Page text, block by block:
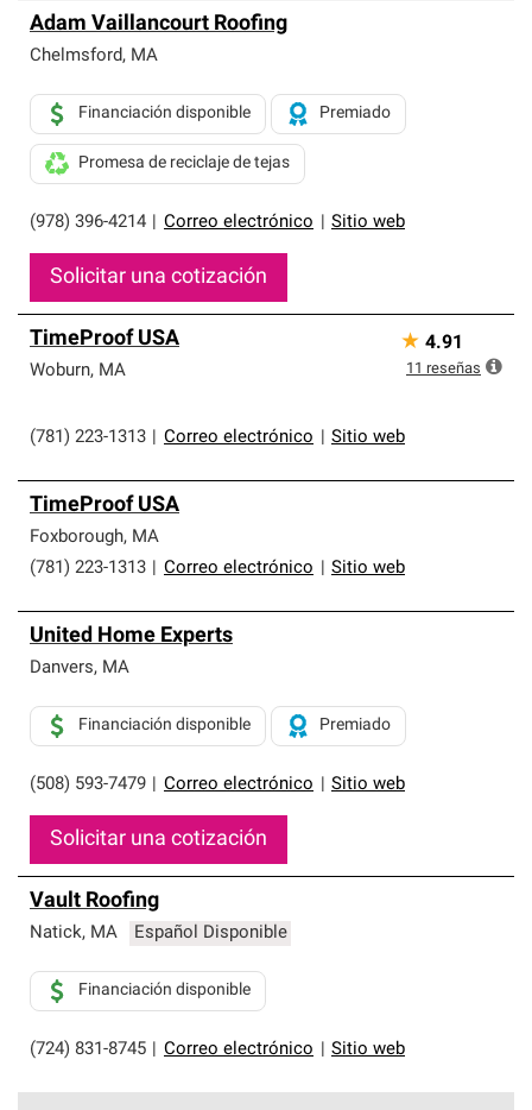
Adam Vaillancourt Roofing
Chelmsford, MA
(978) 396-4214 Correo electrónico Sitio web
Financiación disponible Premiado
Promesa de reciclaje de tejas
Solicitar una cotización
TimeProof USA
Woburn, MA
(781) 223-1313 Correo electrónico Sitio web
★ 4.91
11 reseñas
TimeProof USA
Foxborough, MA
(781) 223-1313
Correo electrónico Sitio web
United Home Experts
Danvers, MA
(508) 593-7479 Correo electrónico Sitio web
Financiación disponible Premiado
Solicitar una cotización
Vault Roofing
Natick, MA Español Disponible
(724) 831-8745 Correo electrónico Sitio web
Financiación disponible